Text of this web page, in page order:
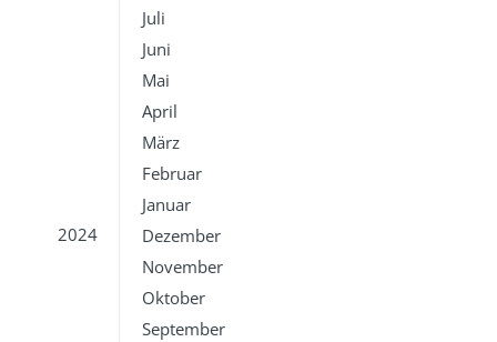
Juli
Juni
Mai
April
März
Februar
Januar
2024
Dezember
November
Oktober
September